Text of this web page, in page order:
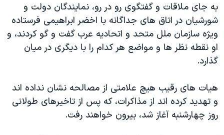
قانون شفافیت دارائی کادر رهبری ایران
اعتراضات مردمی آبان ۹۸
اسرائیل در جنگ
نرگس محمدی برنده جایزه نوبل صلح
همایش محافظه‌کاران آمریکا «سی‌پک»
صفحه‌های ویژه
سفر پرزیدنت ترامپ به چین
به جای ملاقات و گفتگوی رو در رو، نمایندگان دولت و
شورشیان در اتاق های جداگانه با اخضر ابراهیمی فرستاده
ویژه سازمان ملل متحد و اتحادیه عرب گفت و گو کردند، و
او نقطه نظر ها و مواضع هر کدام را با دیگری در میان
گذارد.
هیات های رقیب هیچ علامتی از مصالحه نشان نداده اند
و تهدید کرده اند از مذاکرات، که پس از تاخیرهای طولانی
روز چهارشنبه آغاز شد، بیرون خواهند رفت.